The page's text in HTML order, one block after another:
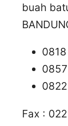
buah
Fax :